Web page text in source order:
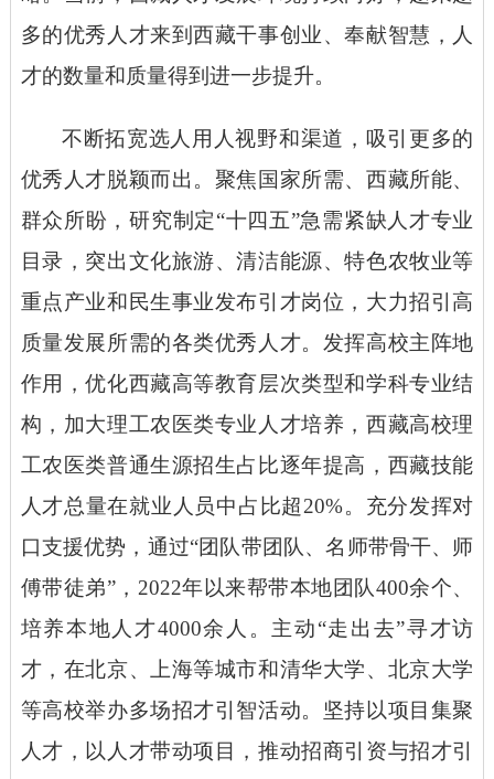
多的优秀人才来到西藏干事创业、奉献智慧，人
才的数量和质量得到进一步提升。
不断拓宽选人用人视野和渠道，吸引更多的
优秀人才脱颖而出。聚焦国家所需、西藏所能、
群众所盼，研究制定“十四五”急需紧缺人才专业
目录，突出文化旅游、清洁能源、特色农牧业等
重点产业和民生事业发布引才岗位，大力招引高
质量发展所需的各类优秀人才。发挥高校主阵地
作用，优化西藏高等教育层次类型和学科专业结
构，加大理工农医类专业人才培养，西藏高校理
工农医类普通生源招生占比逐年提高，西藏技能
人才总量在就业人员中占比超20%。充分发挥对
口支援优势，通过“团队带团队、名师带骨干、师
傅带徒弟”，2022年以来帮带本地团队400余个、
培养本地人才4000余人。主动“走出去”寻才访
才，在北京、上海等城市和清华大学、北京大学
等高校举办多场招才引智活动。坚持以项目集聚
人才，以人才带动项目，推动招商引资与招才引